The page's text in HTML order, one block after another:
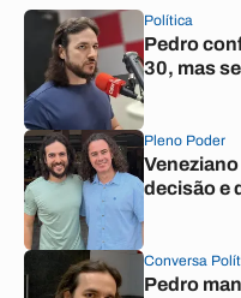
Política
Pedro
30, mas
Pleno Poder
decisão e
Conversa
Pedro